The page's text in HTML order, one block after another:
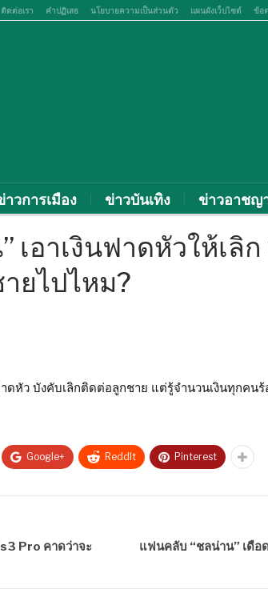
ติดต่อเรา คำปฏิเสธ นโยบายความเป็นส่วนตัว แผนผังเว็บไซต์ ข้อ
าวการเมือง ข่าวบันเทิง ข่าวอาชญ
เอาเงินฟาดหัวให้เลิ
ยไปไหม?
ดหัว บังคับเลิกติดต่อลูกชาย แต่รู้จำนวนเงินทุกคน
Google+ ReddIt Pinterest
Pro คาดว่าจะ
แฟนคลับ “ชลน่าน” เดือ